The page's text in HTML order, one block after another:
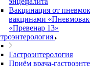
Вакцинация от
вакцинами
«Превенар 13»
Гастроэнтерология
Приём врача-